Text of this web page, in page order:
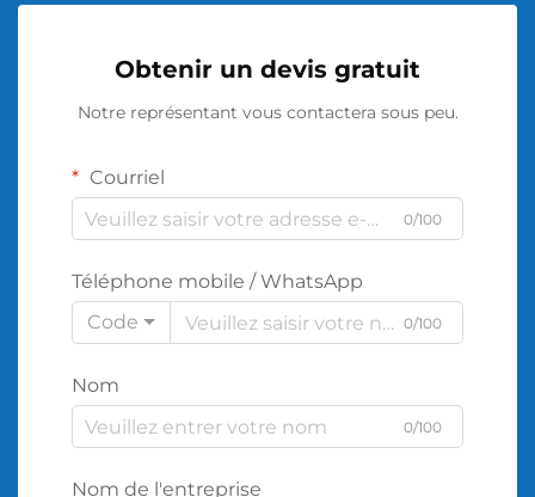
Obtenir un devis gratuit
Notre représentant vous contactera sous peu.
Courriel
0/100
Téléphone mobile / WhatsApp
Code
0/100
Nom
0/100
Nom de l'entreprise